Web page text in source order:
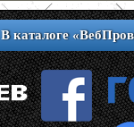
В каталоге